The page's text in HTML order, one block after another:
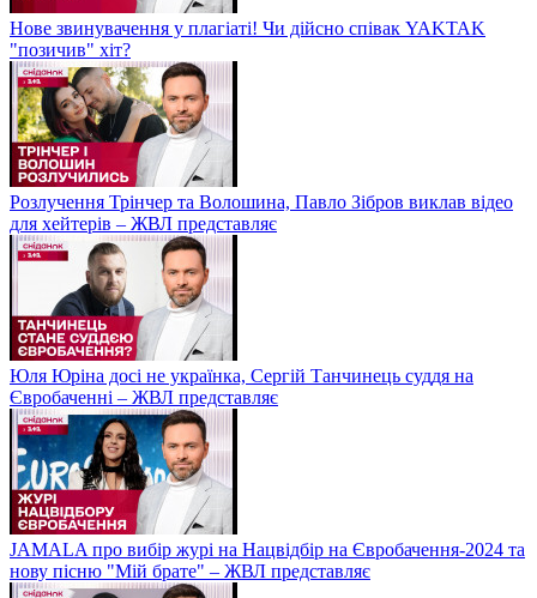
Нове звинувачення у плагіаті! Чи дійсно співак YAKTAK
"позичив" хіт?
Розлучення Трінчер та Волошина, Павло Зібров виклав відео
для хейтерів – ЖВЛ представляє
Юля Юріна досі не українка, Сергій Танчинець суддя на
Євробаченні – ЖВЛ представляє
JAMALA про вибір журі на Нацвідбір на Євробачення-2024 та
нову пісню "Мій брате" – ЖВЛ представляє